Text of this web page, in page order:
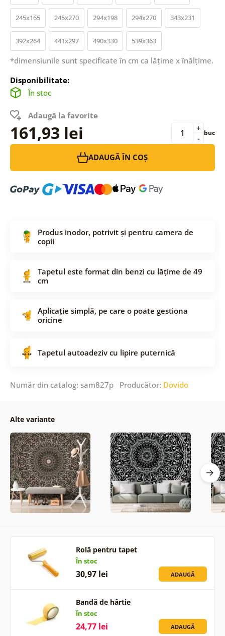
245x165 245x270 294x198 294x270 343x231
392x264 441x297 490x330 539x363
*dimensiunile sunt specificate în cm ca lățime x înălțime.
Disponibilitate:
În stoc
Adaugă la favorite
161,93 lei -
+ buc
ADAUGĂ ÎN COȘ
Produs inodor, potrivit și pentru camera de
copii
Tapetul este format din benzi cu lățime de 49
cm
Aplicație simplă, pe care o poate gestiona
oricine
Tapetul autoadeziv cu lipire puternică
Număr din catalog: sam827p Producător: Dovido
Alte variante
Rolă pentru tapet
În stoc
30,97 lei ADAUGĂ
Bandă de hârtie
În stoc
24,77 lei ADAUGĂ